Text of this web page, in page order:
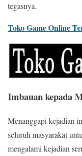
tegasnya.
Toko Game Online
Imbauan kepada
Menanggapi kejadian
seluruh masyarakat
mengalami kejadian